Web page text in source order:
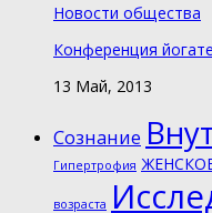
Новости общества
Конференция
13 Май, 2013
Cознание
Гипертрофия
возраста